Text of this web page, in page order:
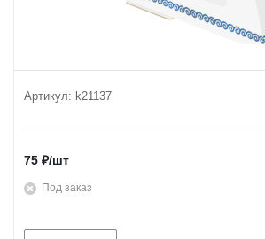
Артикул: k21137
75 ₽/шт
Под заказ